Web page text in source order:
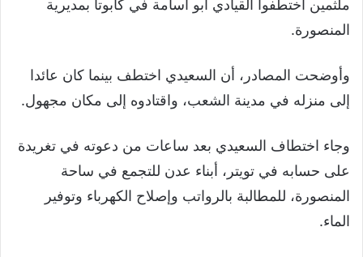
ملثمين اختطفوا القيادي أبو أسامة في كابوتا بمديرية
المنصورة.
وأوضحت المصادر، أن السعيدي اختطف بينما كان عائدا
إلى منزله في مدينة الشعب، واقتادوه إلى مكان مجهول.
وجاء اختطاف السعيدي بعد ساعات من دعوته في تغريدة
على حسابه في تويتر، أبناء عدن للتجمع في ساحة
المنصورة، للمطالبة بالرواتب وإصلاح الكهرباء وتوفير
الماء.